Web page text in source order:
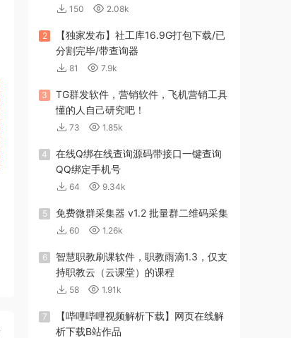
150 2.08k
2
【独家发布】社工库16.9G打包下载/已
分割完毕/带查询器
81 7.9k
3
TG群发软件，营销软件，飞机营销工具
懂的人自己研究吧！
73 1.85k
4
在线Q绑在线查询源码带接口一键查询
QQ绑定手机号
64 9.34k
5 免费微群采集器 v1.2 批量群二维码采集
60 1.26k
6
智慧职教刷课软件，职教雨滴1.3，仅支
持职教云（云课堂）的课程
58 1.91k
7
【哔哩哔哩视频解析下载】网页在线解
析下载B站作品